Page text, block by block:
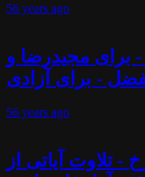
56 years ago
- برای مجیدرضا و
- برای آزادی
56 years ago
- تلاوت آیاتی از